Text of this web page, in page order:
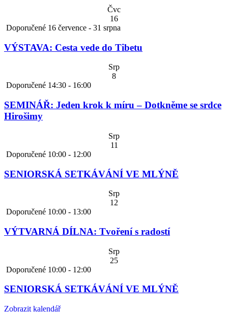
Čvc
16
Doporučené 16 července - 31 srpna
VÝSTAVA: Cesta vede do Tibetu
Srp
8
Doporučené 14:30 - 16:00
SEMINÁŘ: Jeden krok k míru – Dotkněme se srdce
Hirošimy
Srp
11
Doporučené 10:00 - 12:00
SENIORSKÁ SETKÁVÁNÍ VE MLÝNĚ
Srp
12
Doporučené 10:00 - 13:00
VÝTVARNÁ DÍLNA: Tvoření s radostí
Srp
25
Doporučené 10:00 - 12:00
SENIORSKÁ SETKÁVÁNÍ VE MLÝNĚ
Zobrazit kalendář